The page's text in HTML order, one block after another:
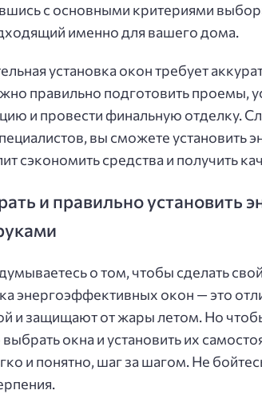
с основными критериями
именно для вашего дома.
установка окон требует
правильно подготовить проемы,
и провести финальную отделку.
вы сможете установить
сэкономить средства и получить
и правильно установить
о том, чтобы сделать
энергоэффективных окон — это
и защищают от жары летом. Но
окна и установить их
и понятно, шаг за шагом. Не